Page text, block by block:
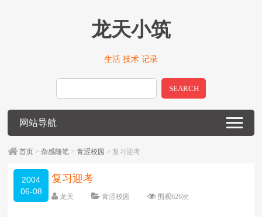
龙天小筑
生活 技术 记录
SEARCH
网站导航
首页 >杂感随笔 >青涩校园 > 复习迎考
2004
06-08
复习迎考
龙天 青涩校园 围观626次